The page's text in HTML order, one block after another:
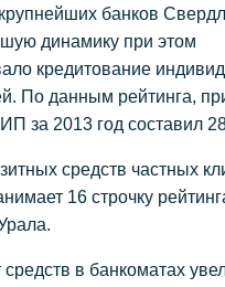
банков
динамику при этом
кредитование
По данным рейтинга,
за 2013 год составил
средств частных
16 строчку
в банкоматах